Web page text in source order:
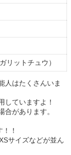
リットチュウ）
人はたくさんいま
していますよ！
があります。
！
サイズなどが並ん